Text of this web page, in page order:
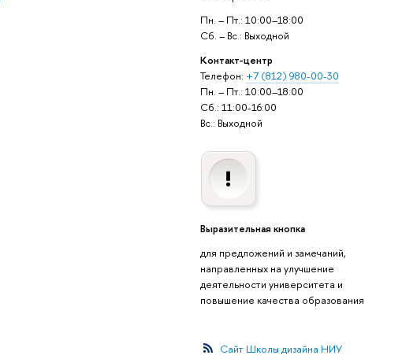
Пн. – Пт.: 10:00–18:00
Сб. – Вс.: Выходной
Контакт-центр
Телефон: +7 (812) 980-00-30
Пн. – Пт.: 10:00–18:00
Сб.: 11:00-16:00
Вс.: Выходной
Выразительная кнопка
для предложений и замечаний,
направленных на улучшение
деятельности университета и
повышение качества образования
Сайт Школы дизайна НИУ